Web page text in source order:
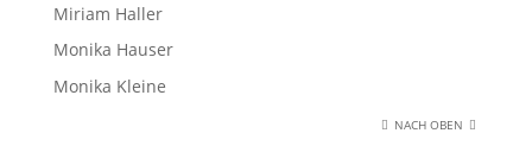
Miriam Haller
Monika Hauser
Monika Kleine
NACH OBEN